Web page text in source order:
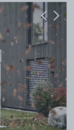
Previous
Next